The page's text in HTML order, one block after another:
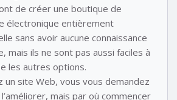
de créer une boutique de
électronique entièrement
sans avoir aucune connaissance
mais ils ne sont pas aussi faciles à
les autres options.
un site Web, vous vous demandez
mais par où commencer